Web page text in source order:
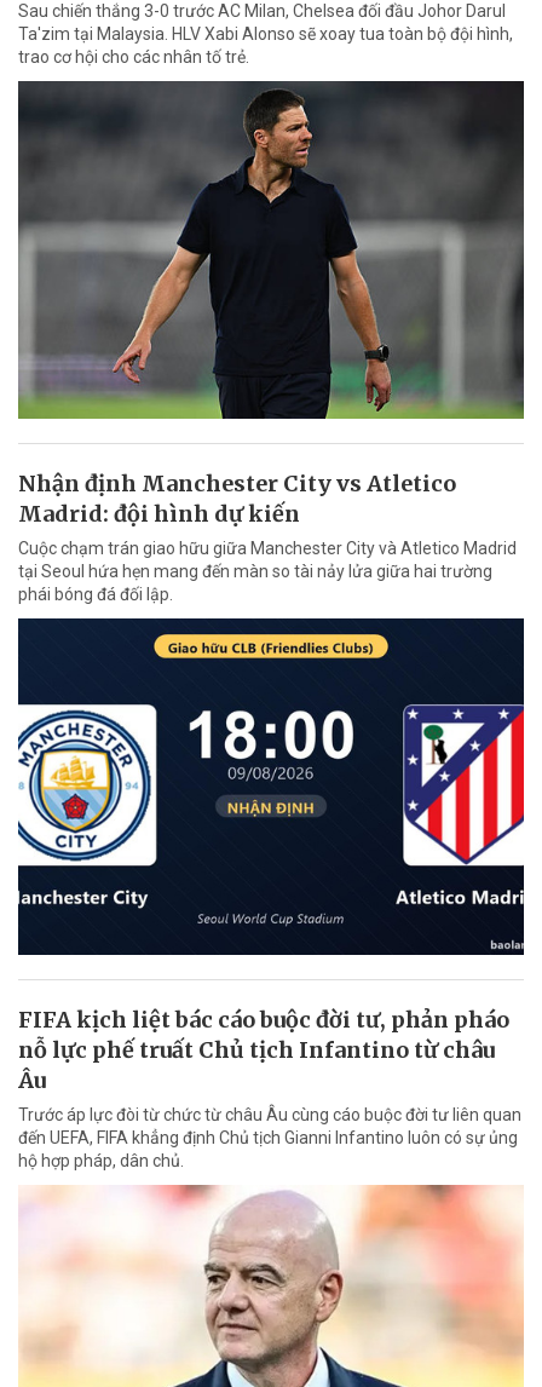
Sau chiến thắng 3-0 trước AC Milan, Chelsea đối đầu Johor Darul
Ta'zim tại Malaysia. HLV Xabi Alonso sẽ xoay tua toàn bộ đội hình,
trao cơ hội cho các nhân tố trẻ.
Nhận định Manchester City vs Atletico
Madrid: đội hình dự kiến
Cuộc chạm trán giao hữu giữa Manchester City và Atletico Madrid
tại Seoul hứa hẹn mang đến màn so tài nảy lửa giữa hai trường
phái bóng đá đối lập.
FIFA kịch liệt bác cáo buộc đời tư, phản pháo
nỗ lực phế truất Chủ tịch Infantino từ châu
Âu
Trước áp lực đòi từ chức từ châu Âu cùng cáo buộc đời tư liên quan
đến UEFA, FIFA khẳng định Chủ tịch Gianni Infantino luôn có sự ủng
hộ hợp pháp, dân chủ.